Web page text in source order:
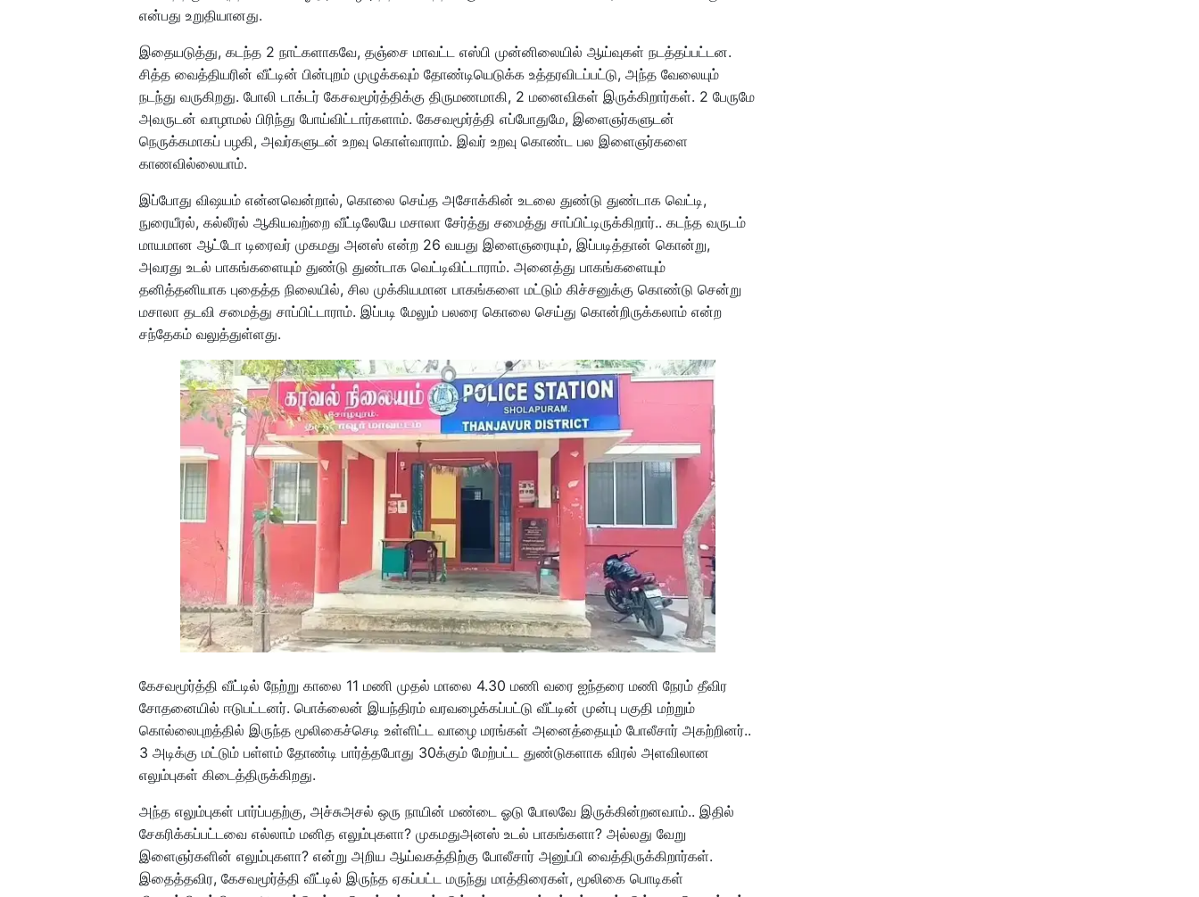
என்பது உறுதியானது.
இதையடுத்து, கடந்த 2 நாட்களாகவே, தஞ்சை மாவட்ட எஸ்பி முன்னிலையில் ஆய்வுகள் நடத்தப்பட்டன.
சித்த வைத்தியரின் வீட்டின் பின்புறம் முழுக்கவும் தோண்டியெடுக்க உத்தரவிடப்பட்டு, அந்த வேலையும்
நடந்து வருகிறது. போலி டாக்டர் கேசவமூர்த்திக்கு திருமணமாகி, 2 மனைவிகள் இருக்கிறார்கள். 2 பேருமே
அவருடன் வாழாமல் பிரிந்து போய்விட்டார்களாம். கேசவமூர்த்தி எப்போதுமே, இளைஞர்களுடன்
நெருக்கமாகப் பழகி, அவர்களுடன் உறவு கொள்வாராம். இவர் உறவு கொண்ட பல இளைஞர்களை
காணவில்லையாம்.
இப்போது விஷயம் என்னவென்றால், கொலை செய்த அசோக்கின் உடலை துண்டு துண்டாக வெட்டி,
நுரையீரல், கல்லீரல் ஆகியவற்றை வீட்டிலேயே மசாலா சேர்த்து சமைத்து சாப்பிட்டிருக்கிறார்.. கடந்த வருடம்
மாயமான ஆட்டோ டிரைவர் முகமது அனஸ் என்ற 26 வயது இளைஞரையும், இப்படித்தான் கொன்று,
அவரது உடல் பாகங்களையும் துண்டு துண்டாக வெட்டிவிட்டாராம். அனைத்து பாகங்களையும்
தனித்தனியாக புதைத்த நிலையில், சில முக்கியமான பாகங்களை மட்டும் கிச்சனுக்கு கொண்டு சென்று
மசாலா தடவி சமைத்து சாப்பிட்டாராம். இப்படி மேலும் பலரை கொலை செய்து கொன்றிருக்கலாம் என்ற
சந்தேகம் வலுத்துள்ளது.
கேசவமூர்த்தி வீட்டில் நேற்று காலை 11 மணி முதல் மாலை 4.30 மணி வரை ஐந்தரை மணி நேரம் தீவிர
சோதனையில் ஈடுபட்டனர். பொக்லைன் இயந்திரம் வரவழைக்கப்பட்டு வீட்டின் முன்பு பகுதி மற்றும்
கொல்லைபுறத்தில் இருந்த மூலிகைச்செடி உள்ளிட்ட வாழை மரங்கள் அனைத்தையும் போலீசார் அகற்றினர்..
3 அடிக்கு மட்டும் பள்ளம் தோண்டி பார்த்தபோது 30க்கும் மேற்பட்ட துண்டுகளாக விரல் அளவிலான
எலும்புகள் கிடைத்திருக்கிறது.
அந்த எலும்புகள் பார்ப்பதற்கு, அச்சுஅசல் ஒரு நாயின் மண்டை ஓடு போலவே இருக்கின்றனவாம்.. இதில்
சேகரிக்கப்பட்டவை எல்லாம் மனித எலும்புகளா? முகமதுஅனஸ் உடல் பாகங்களா? அல்லது வேறு
இளைஞர்களின் எலும்புகளா? என்று அறிய ஆய்வகத்திற்கு போலீசார் அனுப்பி வைத்திருக்கிறார்கள்.
இதைத்தவிர, கேசவமூர்த்தி வீட்டில் இருந்த ஏகப்பட்ட மருந்து மாத்திரைகள், மூலிகை பொடிகள்